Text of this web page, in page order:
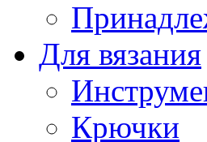
Для вязания
Крючки